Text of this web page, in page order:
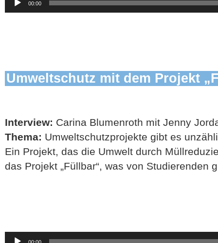
Player
00:00
Umweltschutz mit dem Projekt
Interview: Carina Blumenroth mit Jenny
Thema: Umweltschutzprojekte gibt es
Ein Projekt, das die Umwelt durch
das Projekt „Füllbar“, was von Studierenden
Audio-